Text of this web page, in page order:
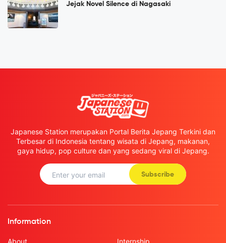
Jejak Novel Silence di Nagasaki
Japanese Station merupakan Portal Berita Jepang Terkini dan
Terbesar di Indonesia tentang wisata di Jepang, makanan,
gaya hidup, pop culture dan yang sedang viral di Jepang.
Subscribe
Information
About
Internship